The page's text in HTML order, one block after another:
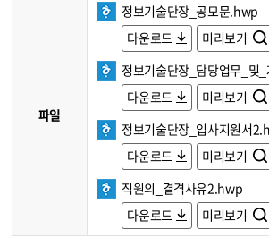
파일
정보기술단장_공모문.hwp
다운로드
미리보기
정보기술단장_담당업무_및
다운로드
미리보기
정보기술단장_입사지원서
다운로드
미리보기
직원의_결격사유2.hwp
다운로드
미리보기